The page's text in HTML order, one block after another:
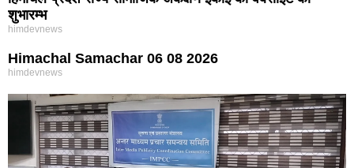
शुभारम्भ
himdevnews
Himachal Samachar 06 08 2026
himdevnews